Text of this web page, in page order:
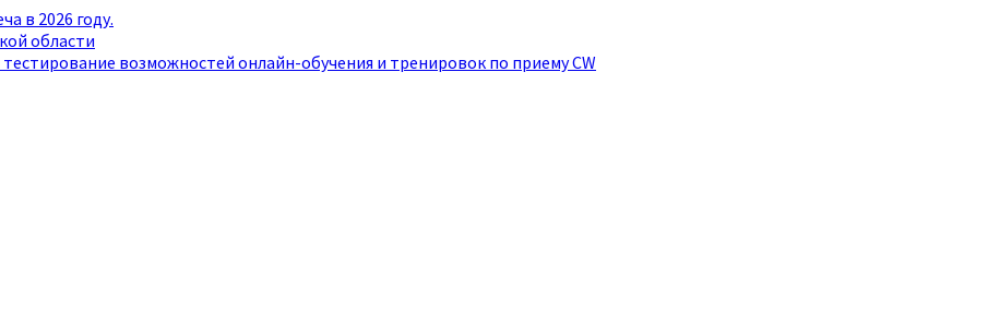
в 2026 году.
области
возможностей онлайн-обучения и тренировок по приему CW